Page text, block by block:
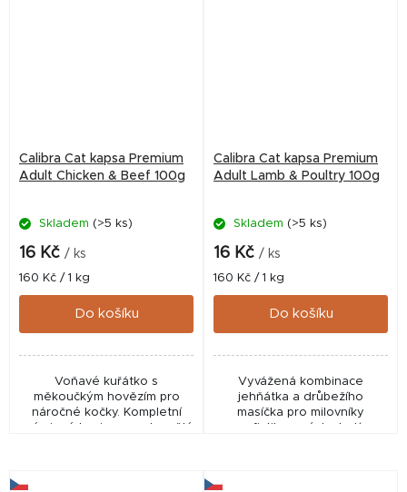
Calibra Cat kapsa Premium
Adult Chicken & Beef 100g
Skladem (>5 ks)
16 Kč / ks
Měrná
cena:
160 Kč / 1 kg
Do košíku
Voňavé kuřátko s
měkoučkým hovězím pro
náročné kočky. Kompletní
prémiové krmivo pro dospělé
Calibra Cat kapsa Premium
Adult Lamb & Poultry 100g
Skladem (>5 ks)
16 Kč / ks
Měrná
cena:
160 Kč / 1 kg
Do košíku
Vyvážená kombinace
jehňátka a drůbežího
masíčka pro milovníky
sofistikovaných chutí.